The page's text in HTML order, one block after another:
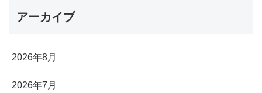
アーカイブ
2026年8月
2026年7月